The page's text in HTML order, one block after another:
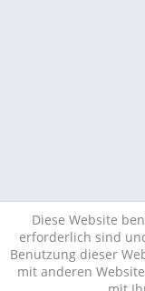
Diese Website
erforderlich sind
Benutzung dieser
mit anderen